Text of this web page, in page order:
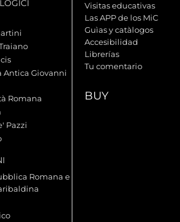
Antica Giovanni
Romana
Pazzi
Romana e
Visitas educativas
Las APP de los MiC
Guìas y catàlogos
Accesibilidad
Librerías
Tu comentario
BUY